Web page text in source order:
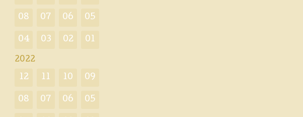
08 07 06 05
04 03 02 01
2022
12 11 10 09
08 07 06 05